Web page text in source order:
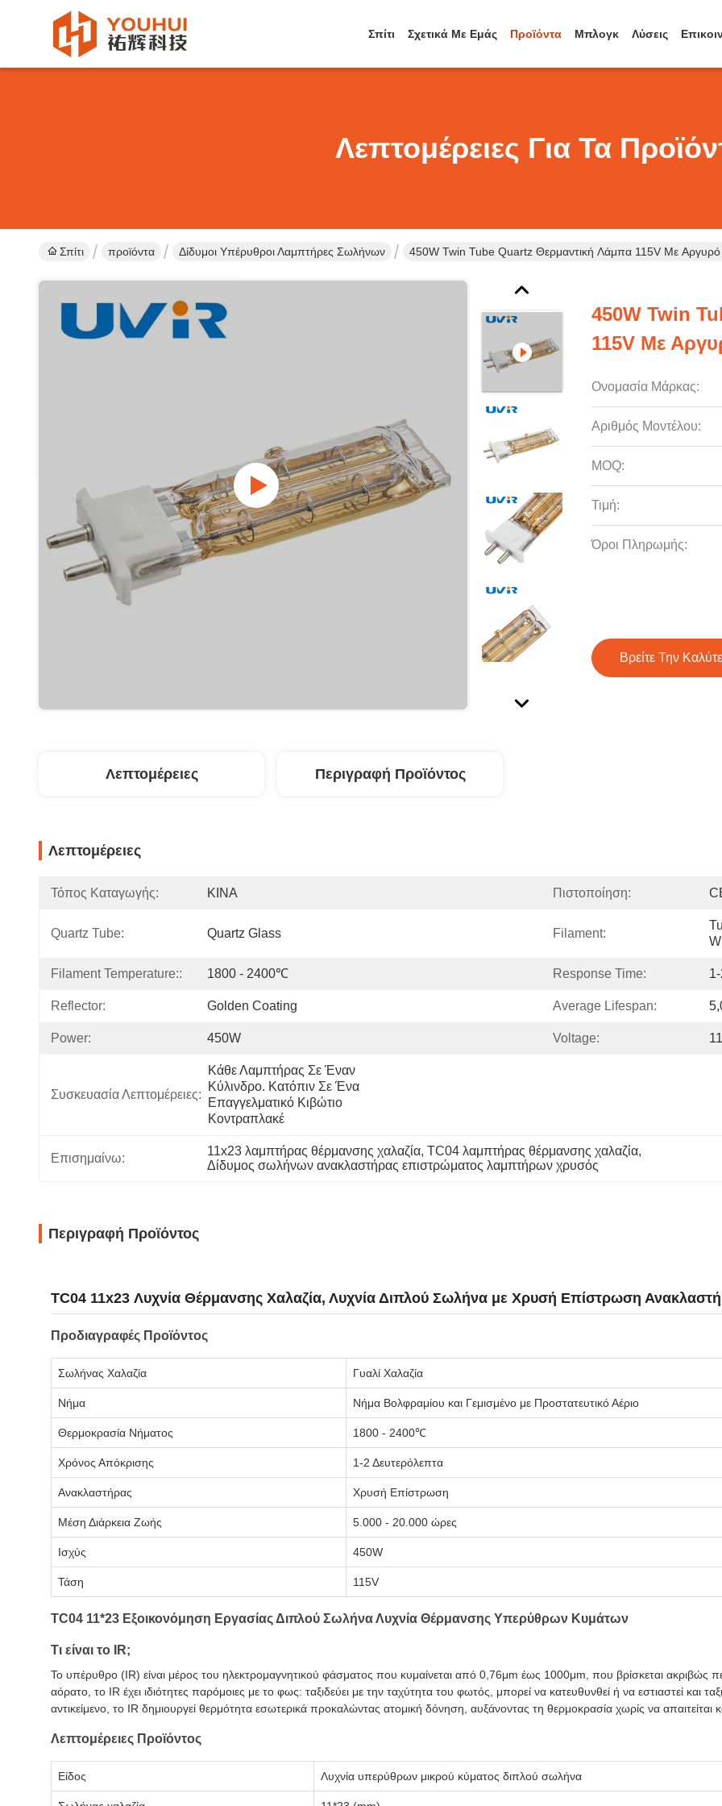
Σπίτι Σχετικά Με Εμάς Προϊόντα Μπλογκ Λύσεις
Λεπτομέρειες Για Τα
Σπίτι προϊόντα Δίδυμοι Υπέρυθροι Λαμπτήρες Σωλήνων 450W Twin Tube Quartz Θερμαντική Λάμπα 115V Με
450W Twin
115V Με
Ονομασία Μάρκας:
Αριθμός Μοντέλου:
MOQ:
Τιμή:
Όροι Πληρωμής:
Βρείτε Την
Λεπτομέρειες Περιγραφή Προϊόντος
Λεπτομέρειες
Τόπος Καταγωγής: ΚΙΝΑ Πιστοποίηση:
Quartz Tube: Quartz Glass Filament:
Filament Temperature:: 1800 - 2400℃ Response Time:
Reflector: Golden Coating Average Lifespan:
Power: 450W Voltage:
Συσκευασία Λεπτομέρειες:
Κάθε Λαμπτήρας Σε Έναν
Κύλινδρο. Κατόπιν Σε Ένα
Επαγγελματικό Κιβώτιο
Κοντραπλακέ
Επισημαίνω:
11x23 λαμπτήρας θέρμανσης χαλαζία, TC04 λαμπτήρας θέρμανσης χαλαζία,
Δίδυμος σωλήνων ανακλαστήρας επιστρώματος λαμπτήρων χρυσός
Περιγραφή Προϊόντος
TC04 11x23 Λυχνία Θέρμανσης Χαλαζία, Λυχνία Διπλού Σωλήνα με Χρυσή Επίστρωση
Προδιαγραφές Προϊόντος
Σωλήνας Χαλαζία Γυαλί Χαλαζία
Νήμα Νήμα Βολφραμίου και Γεμισμένο με Προστατευτικό Αέριο
Θερμοκρασία Νήματος 1800 - 2400℃
Χρόνος Απόκρισης 1-2 Δευτερόλεπτα
Ανακλαστήρας Χρυσή Επίστρωση
Μέση Διάρκεια Ζωής 5.000 - 20.000 ώρες
Ισχύς 450W
Τάση 115V
TC04 11*23 Εξοικονόμηση Εργασίας Διπλού Σωλήνα Λυχνία Θέρμανσης Υπερύθρων Κυμάτων
Τι είναι το IR;
Το υπέρυθρο (IR) είναι μέρος του ηλεκτρομαγνητικού φάσματος που κυμαίνεται από 0,76μm έως 1000μm, που βρίσκεται ακριβώς
αόρατο, το IR έχει ιδιότητες παρόμοιες με το φως: ταξιδεύει με την ταχύτητα του φωτός, μπορεί να κατευθυνθεί ή να εστιαστεί και
αντικείμενο, το IR δημιουργεί θερμότητα εσωτερικά προκαλώντας ατομική δόνηση, αυξάνοντας τη θερμοκρασία χωρίς να
Λεπτομέρειες Προϊόντος
Είδος Λυχνία υπερύθρων μικρού κύματος διπλού σωλήνα